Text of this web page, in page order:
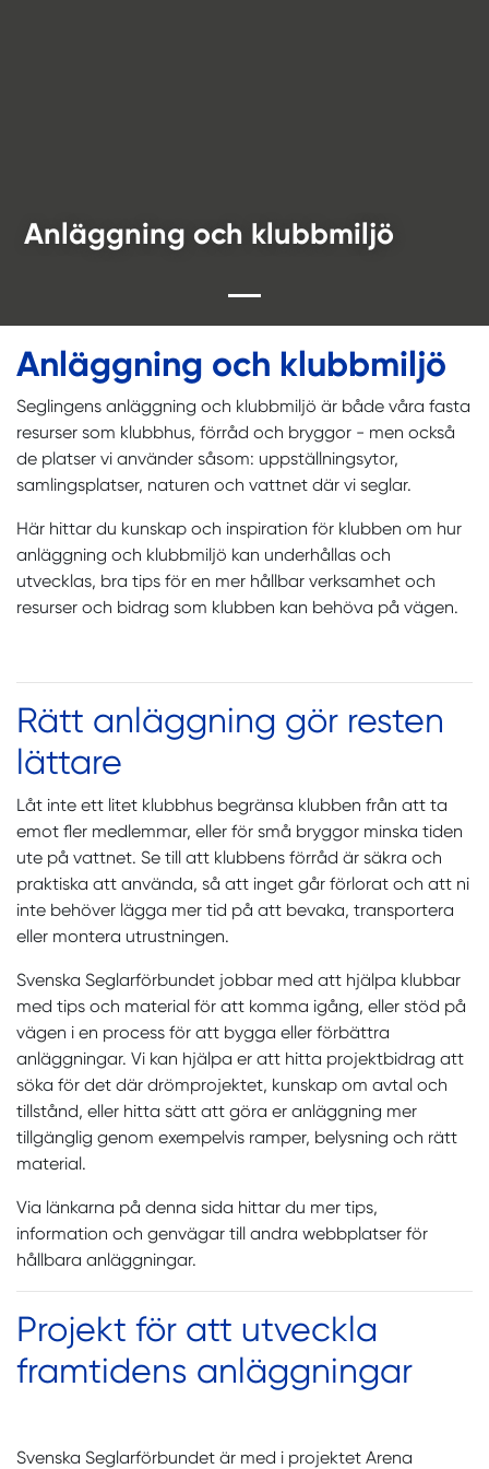
Anläggning och klubbmiljö
Anläggning och klubbmiljö
Seglingens anläggning och klubbmiljö är både våra fasta
resurser som klubbhus, förråd och bryggor - men också
de platser vi använder såsom: uppställningsytor,
samlingsplatser, naturen och vattnet där vi seglar.
Här hittar du kunskap och inspiration för klubben om hur
anläggning och klubbmiljö kan underhållas och
utvecklas, bra tips för en mer hållbar verksamhet och
resurser och bidrag som klubben kan behöva på vägen.
Rätt anläggning gör resten
lättare
Låt inte ett litet klubbhus begränsa klubben från att ta
emot fler medlemmar, eller för små bryggor minska tiden
ute på vattnet. Se till att klubbens förråd är säkra och
praktiska att använda, så att inget går förlorat och att ni
inte behöver lägga mer tid på att bevaka, transportera
eller montera utrustningen.
Svenska Seglarförbundet jobbar med att hjälpa klubbar
med tips och material för att komma igång, eller stöd på
vägen i en process för att bygga eller förbättra
anläggningar. Vi kan hjälpa er att hitta projektbidrag att
söka för det där drömprojektet, kunskap om avtal och
tillstånd, eller hitta sätt att göra er anläggning mer
tillgänglig genom exempelvis ramper, belysning och rätt
material.
Via länkarna på denna sida hittar du mer tips,
information och genvägar till andra webbplatser för
hållbara anläggningar.
Projekt för att utveckla
framtidens anläggningar
Svenska Seglarförbundet är med i projektet Arena